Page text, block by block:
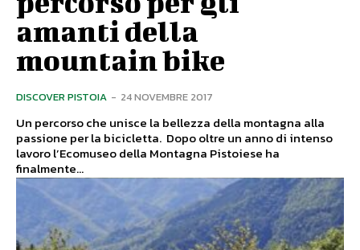
amanti della
mountain bike
DISCOVER PISTOIA - 24 NOVEMBRE 2017
Un percorso che unisce la bellezza della montagna alla
passione per la bicicletta. Dopo oltre un anno di intenso
lavoro l’Ecomuseo della Montagna Pistoiese ha
finalmente...